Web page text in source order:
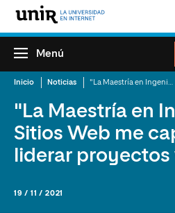
Menú
Inicio Noticias
"La Maestría en
Sitios Web me
liderar
19 / 11 / 2021